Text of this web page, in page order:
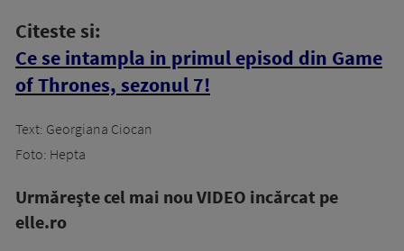
Citeste si:
Ce se intampla in primul episod din Game
of Thrones, sezonul 7!
Text: Georgiana Ciocan
Foto: Hepta
Urmăreşte cel mai nou VIDEO incărcat pe
elle.ro